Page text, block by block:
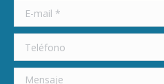
E-mail *
Teléfono
Mensaje